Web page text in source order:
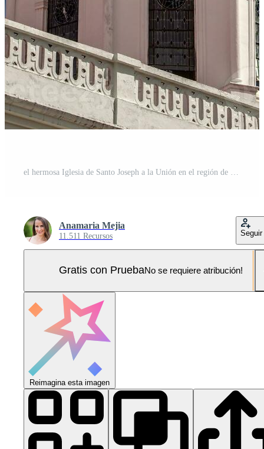
Anamaria Mejia
11.511 Recursos Seguir
Gratis con PruebaNo se requiere atribución!
Reimagina esta imagen